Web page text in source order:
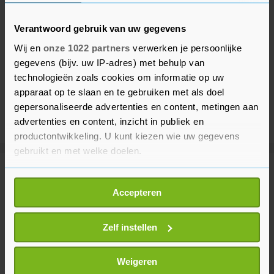
Verantwoord gebruik van uw gegevens
Wij en onze 1022 partners verwerken je persoonlijke
gegevens (bijv. uw IP-adres) met behulp van
technologieën zoals cookies om informatie op uw
apparaat op te slaan en te gebruiken met als doel
gepersonaliseerde advertenties en content, metingen aan
advertenties en content, inzicht in publiek en
productontwikkeling. U kunt kiezen wie uw gegevens
gebruikt en met welke doelen.
Als u het toestaat, willen we ook graag:
Informatie verzamelen over uw geografische
locatie, die tot een paar meter nauwkeurig kan zijn
Uw apparaat identificeren door het actief te
scannen op specifieke eigenschappen (fingerprinting)
Lees meer over hoe uw persoonlijke gegevens worden
Accepteren
Zelf instellen
Weigeren
Meer uit Buitenland
Doden door confrontaties vlak na
inauguratie president Colombia
12 minuten geleden